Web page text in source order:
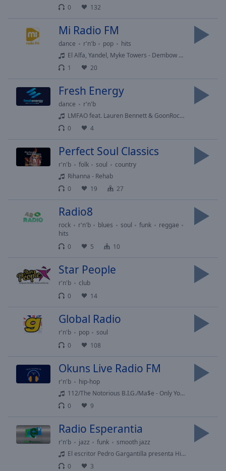
Beginning
Opacity
Caption
Opacity
0
132
Mi Radio FM
dance r'n'b pop
hits
El Alfa, Yandel, Myke Towers - Dembow y Reggaeton
1
20
Fresh Energy
dance
r'n'b
LMFAO feat. Lauren Bennett & GoonRock - Party Rock Anthem
0
4
Perfect Soul Classics
r'n'b folk soul
country
Rihanna - Rehab
0
19 27
Radio8
rock r'n'b blues soul funk
reggae
hits
0
5 10
Star People
r'n'b
club
0
14
Global Radio
r'n'b pop
soul
0
108
Okuns Live Radio FM
r'n'b
hip-hop
112/The Notorious B.I.G./Ma$e - Only You (feat. The Notorious B.I.G., Ma$e) (Bad Boy Remix)
0
9
Radio Esperantia
r'n'b jazz funk
smooth jazz
El escritor Pedro Gargantilla presenta Historia breve del pensamiento filosófico en nuestra Revista de RadioEsperantia.com
0
3